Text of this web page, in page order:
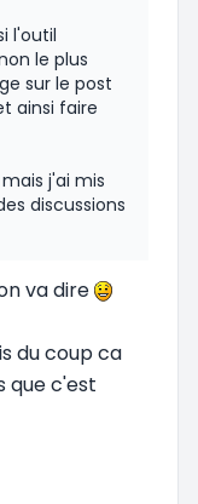
l'outil
le plus
sur le post
ainsi faire
j'ai mis
discussions
va dire
du coup ca
que c'est